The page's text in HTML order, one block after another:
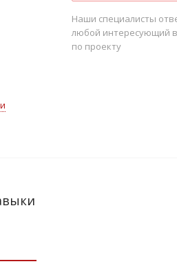
Наши специалисты
любой интересующий
по проекту